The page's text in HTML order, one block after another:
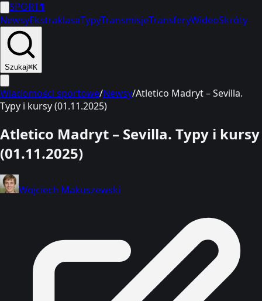
SPORT1
NewsyEkstraklasaTypyTransmisjeTransferyWideoSkróty
Szukaj⌘K
Wiadomości sportowe/Newsy/Atletico Madryt – Sevilla.
Typy i kursy (01.11.2025)
Atletico Madryt – Sevilla. Typy i kursy
(01.11.2025)
Wojciech Makuszewski